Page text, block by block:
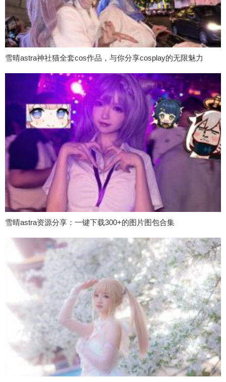
雪晴astra神社猫全套cos作品，与你分享cosplay的无限魅力
雪晴astra资源分享：一键下载300+的图片图包合集